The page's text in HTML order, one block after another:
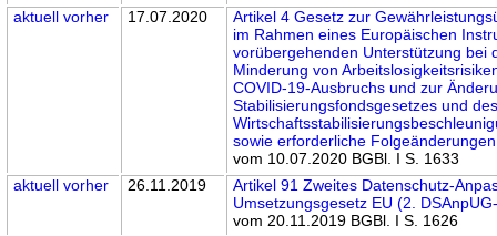
aktuell vorher 17.07.2020
Artikel 4 Gesetz zur
im Rahmen eines Europäischen
vorübergehenden Unterstützung bei
Minderung von
COVID-19-Ausbruchs und zur
Stabilisierungsfondsgesetzes und
sowie erforderliche Folgeänderungen
vom 10.07.2020 BGBl. I S. 1633
aktuell vorher 26.11.2019
Artikel 91 Zweites Datenschutz-
Umsetzungsgesetz EU (2.
vom 20.11.2019 BGBl. I S. 1626